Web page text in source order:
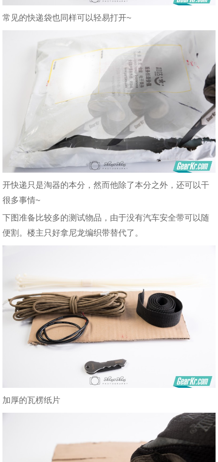
常见的快递袋也同样可以轻易打开~
开快递只是淘器的本分，然而他除了本分之外，还可以干
很多事情~
下图准备比较多的测试物品，由于没有汽车安全带可以随
便割。楼主只好拿尼龙编织带替代了。
加厚的瓦楞纸片